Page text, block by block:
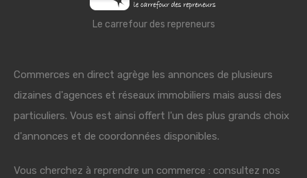
Le carrefour des repreneurs
Commerces en direct agrège les annonces de plusieurs
dizaines d'agences et réseaux immobiliers mais aussi des
particuliers. Vous est ainsi offert l'un des plus grands choix
d'annonces et de coordonnées disponibles.
Vous cherchez à reprendre un commerce : consultez nos